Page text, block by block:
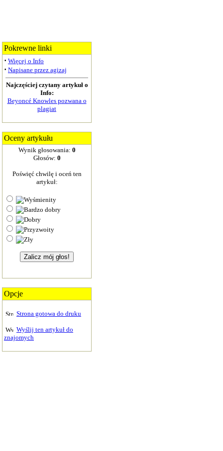
Pokrewne linki
· Więcej o Info
· Napisane przez agizaj
Najczęściej czytany artykuł o
Info:
Beyoncé Knowles pozwana o
plagiat
Oceny artykułu
Wynik głosowania: 0
Głosów: 0
Poświęć chwilę i oceń ten
artykuł:
Opcje
Strona gotowa do druku
Wyślij ten artykuł do
znajomych